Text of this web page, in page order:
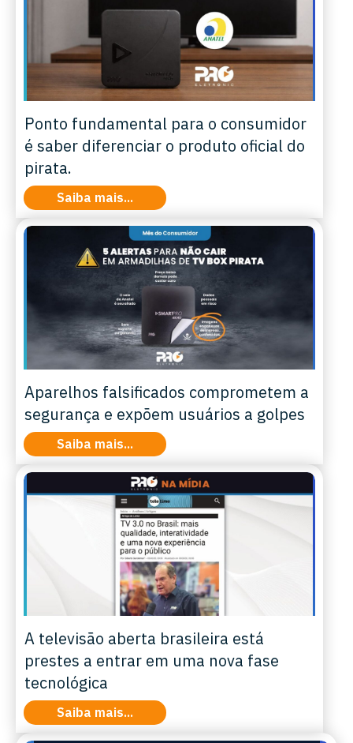
Ponto fundamental para o consumidor
é saber diferenciar o produto oficial do
pirata.
Saiba mais...
Aparelhos falsificados comprometem a
segurança e expõem usuários a golpes
Saiba mais...
A televisão aberta brasileira está
prestes a entrar em uma nova fase
tecnológica
Saiba mais...